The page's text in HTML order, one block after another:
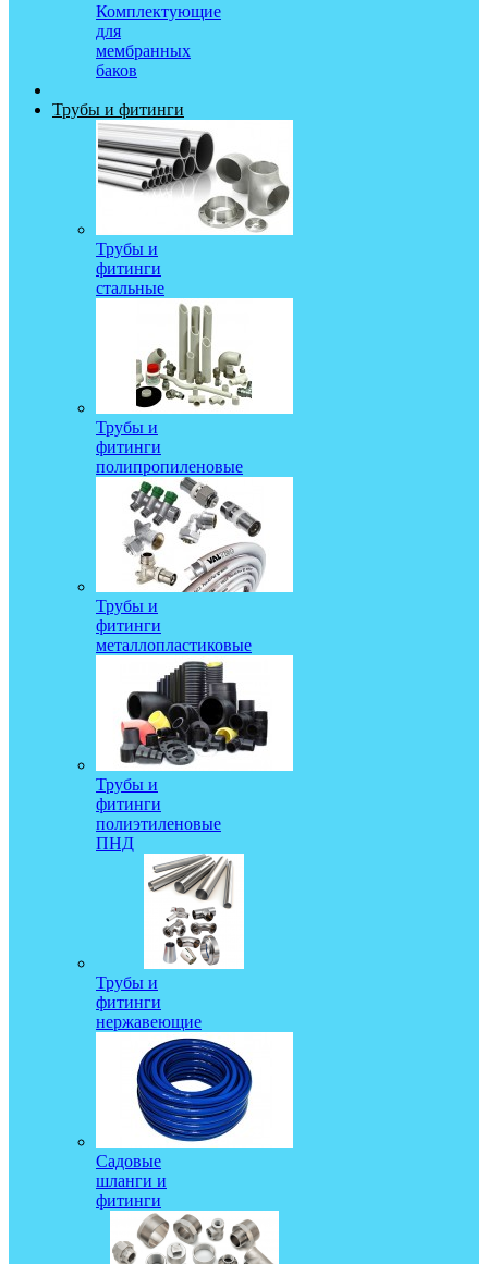
Комплектующие
для
мембранных
баков
Трубы и фитинги
Трубы и
фитинги
стальные
Трубы и
фитинги
полипропиленовые
Трубы и
фитинги
металлопластиковые
Трубы и
фитинги
полиэтиленовые
ПНД
Трубы и
фитинги
нержавеющие
Садовые
шланги и
фитинги